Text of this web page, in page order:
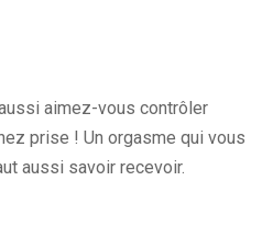
aimez-vous contrôler
prise ! Un orgasme qui vous
aussi savoir recevoir.